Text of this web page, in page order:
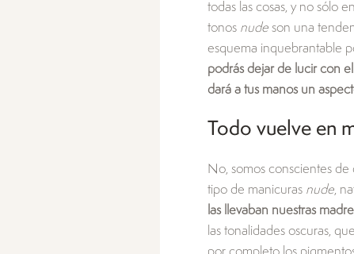
todas las cosas, y no sólo
tonos nude son una
esquema inquebrantable
podrás dejar de lucir con
dará a tus manos un
Todo vuelve en
No, somos conscientes
tipo de manicuras nude,
las llevaban nuestras
las tonalidades oscuras,